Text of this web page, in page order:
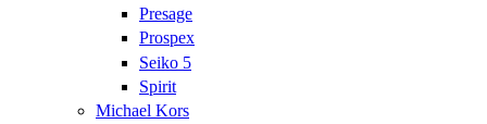
Presage
Prospex
Seiko 5
Spirit
Michael Kors